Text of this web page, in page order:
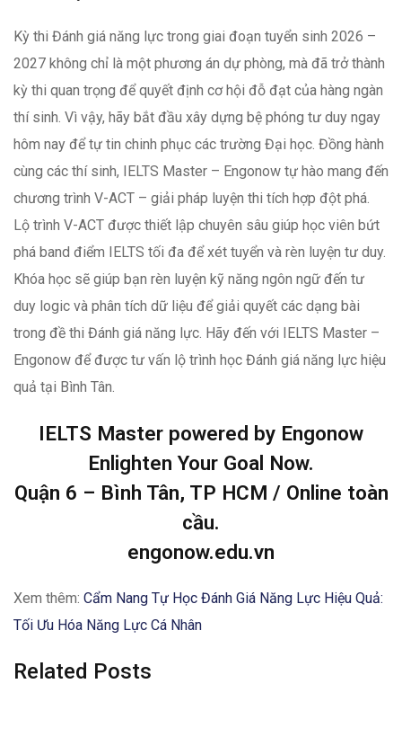
Kỳ thi Đánh giá năng lực trong giai đoạn tuyển sinh 2026 –
2027 không chỉ là một phương án dự phòng, mà đã trở thành
kỳ thi quan trọng để quyết định cơ hội đỗ đạt của hàng ngàn
thí sinh. Vì vậy, hãy bắt đầu xây dựng bệ phóng tư duy ngay
hôm nay để tự tin chinh phục các trường Đại học. Đồng hành
cùng các thí sinh, IELTS Master – Engonow tự hào mang đến
chương trình V-ACT – giải pháp luyện thi tích hợp đột phá.
Lộ trình V-ACT được thiết lập chuyên sâu giúp học viên bứt
phá band điểm IELTS tối đa để xét tuyển và rèn luyện tư duy.
Khóa học sẽ giúp bạn rèn luyện kỹ năng ngôn ngữ đến tư
duy logic và phân tích dữ liệu để giải quyết các dạng bài
trong đề thi Đánh giá năng lực. Hãy đến với IELTS Master –
Engonow để được tư vấn lộ trình học Đánh giá năng lực hiệu
quả tại Bình Tân.
IELTS Master powered by Engonow
Enlighten Your Goal Now.
Quận 6 – Bình Tân, TP HCM / Online toàn
cầu.
engonow.edu.vn
Xem thêm: Cẩm Nang Tự Học Đánh Giá Năng Lực Hiệu Quả:
Tối Ưu Hóa Năng Lực Cá Nhân
Related Posts